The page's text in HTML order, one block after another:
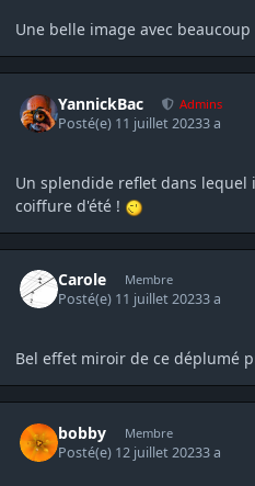
Une belle image avec
YannickBac Admins
Posté(e) 11 juillet 20233 a
Un splendide reflet dans
coiffure d'été !
Carole Membre
Posté(e) 11 juillet 20233 a
Bel effet miroir de ce déplumé
bobby Membre
Posté(e) 12 juillet 20233 a